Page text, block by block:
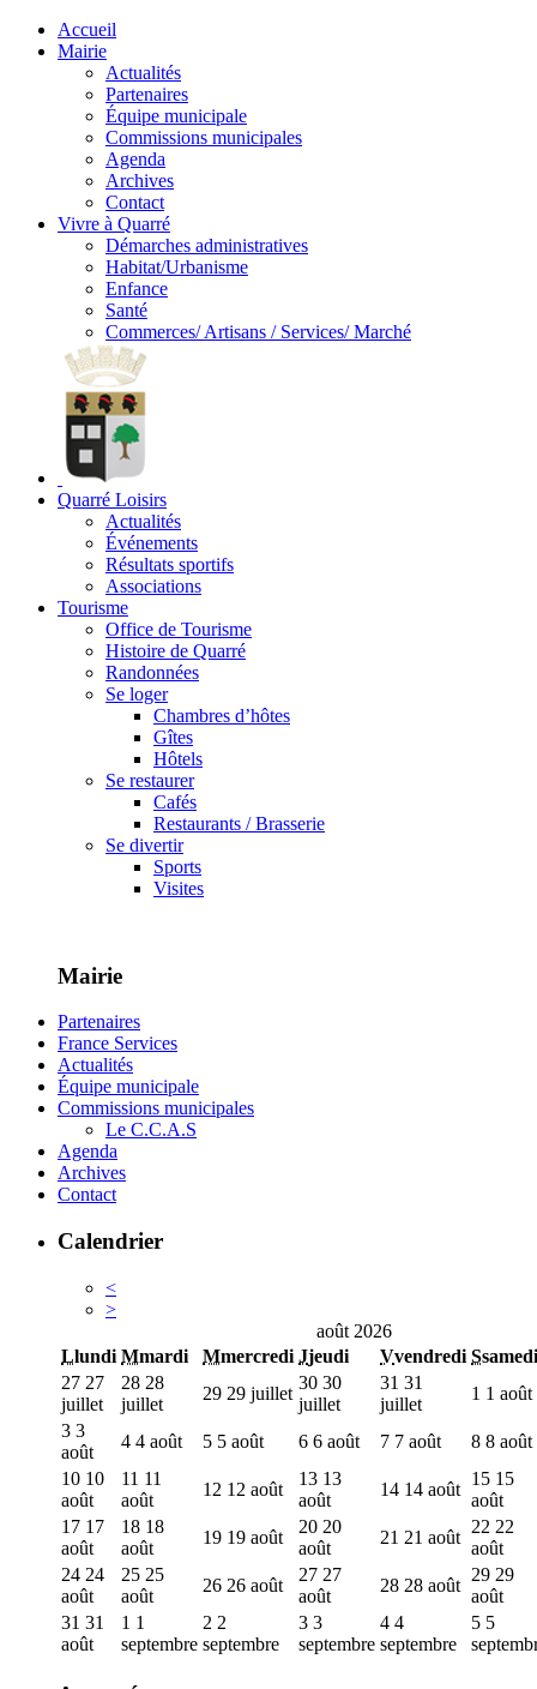
Accueil
Mairie
Actualités
Partenaires
Équipe municipale
Commissions municipales
Agenda
Archives
Contact
Vivre à Quarré
Démarches administratives
Habitat/Urbanisme
Enfance
Santé
Commerces/ Artisans / Services/ Marché
Quarré Loisirs
Actualités
Événements
Résultats sportifs
Associations
Tourisme
Office de Tourisme
Histoire de Quarré
Randonnées
Se loger
Chambres d’hôtes
Gîtes
Hôtels
Se restaurer
Cafés
Restaurants / Brasserie
Se divertir
Sports
Visites
Mairie
Partenaires
France Services
Actualités
Équipe municipale
Commissions municipales
Le C.C.A.S
Agenda
Archives
Contact
Calendrier
<
>
août 2026
Llundi Mmardi Mmercredi Jjeudi Vvendredi Ssamedi
27 27
juillet
28 28
juillet
29 29 juillet
30 30
juillet
31 31
juillet
1 1 août
3 3
août
4 4 août 5 5 août 6 6 août 7 7 août 8 8 août
10 10
août
11 11
août
12 12 août
13 13
août
14 14 août
15 15
août
17 17
août
18 18
août
19 19 août
20 20
août
21 21 août
22 22
août
24 24
août
25 25
août
26 26 août
27 27
août
28 28 août
29 29
août
31 31
août
1 1
septembre
2 2
septembre
3 3
septembre
4 4
septembre
5 5